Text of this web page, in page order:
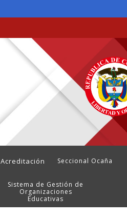
Acreditación Seccional Ocaña
Sistema de Gestión de
Organizaciones
Educativas